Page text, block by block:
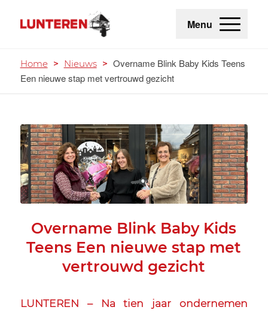
Menu
Home > Nieuws > Overname Blink Baby Kids Teens
Een nieuwe stap met vertrouwd gezicht
Overname Blink Baby Kids
Teens Een nieuwe stap met
vertrouwd gezicht
LUNTEREN – Na tien jaar ondernemen